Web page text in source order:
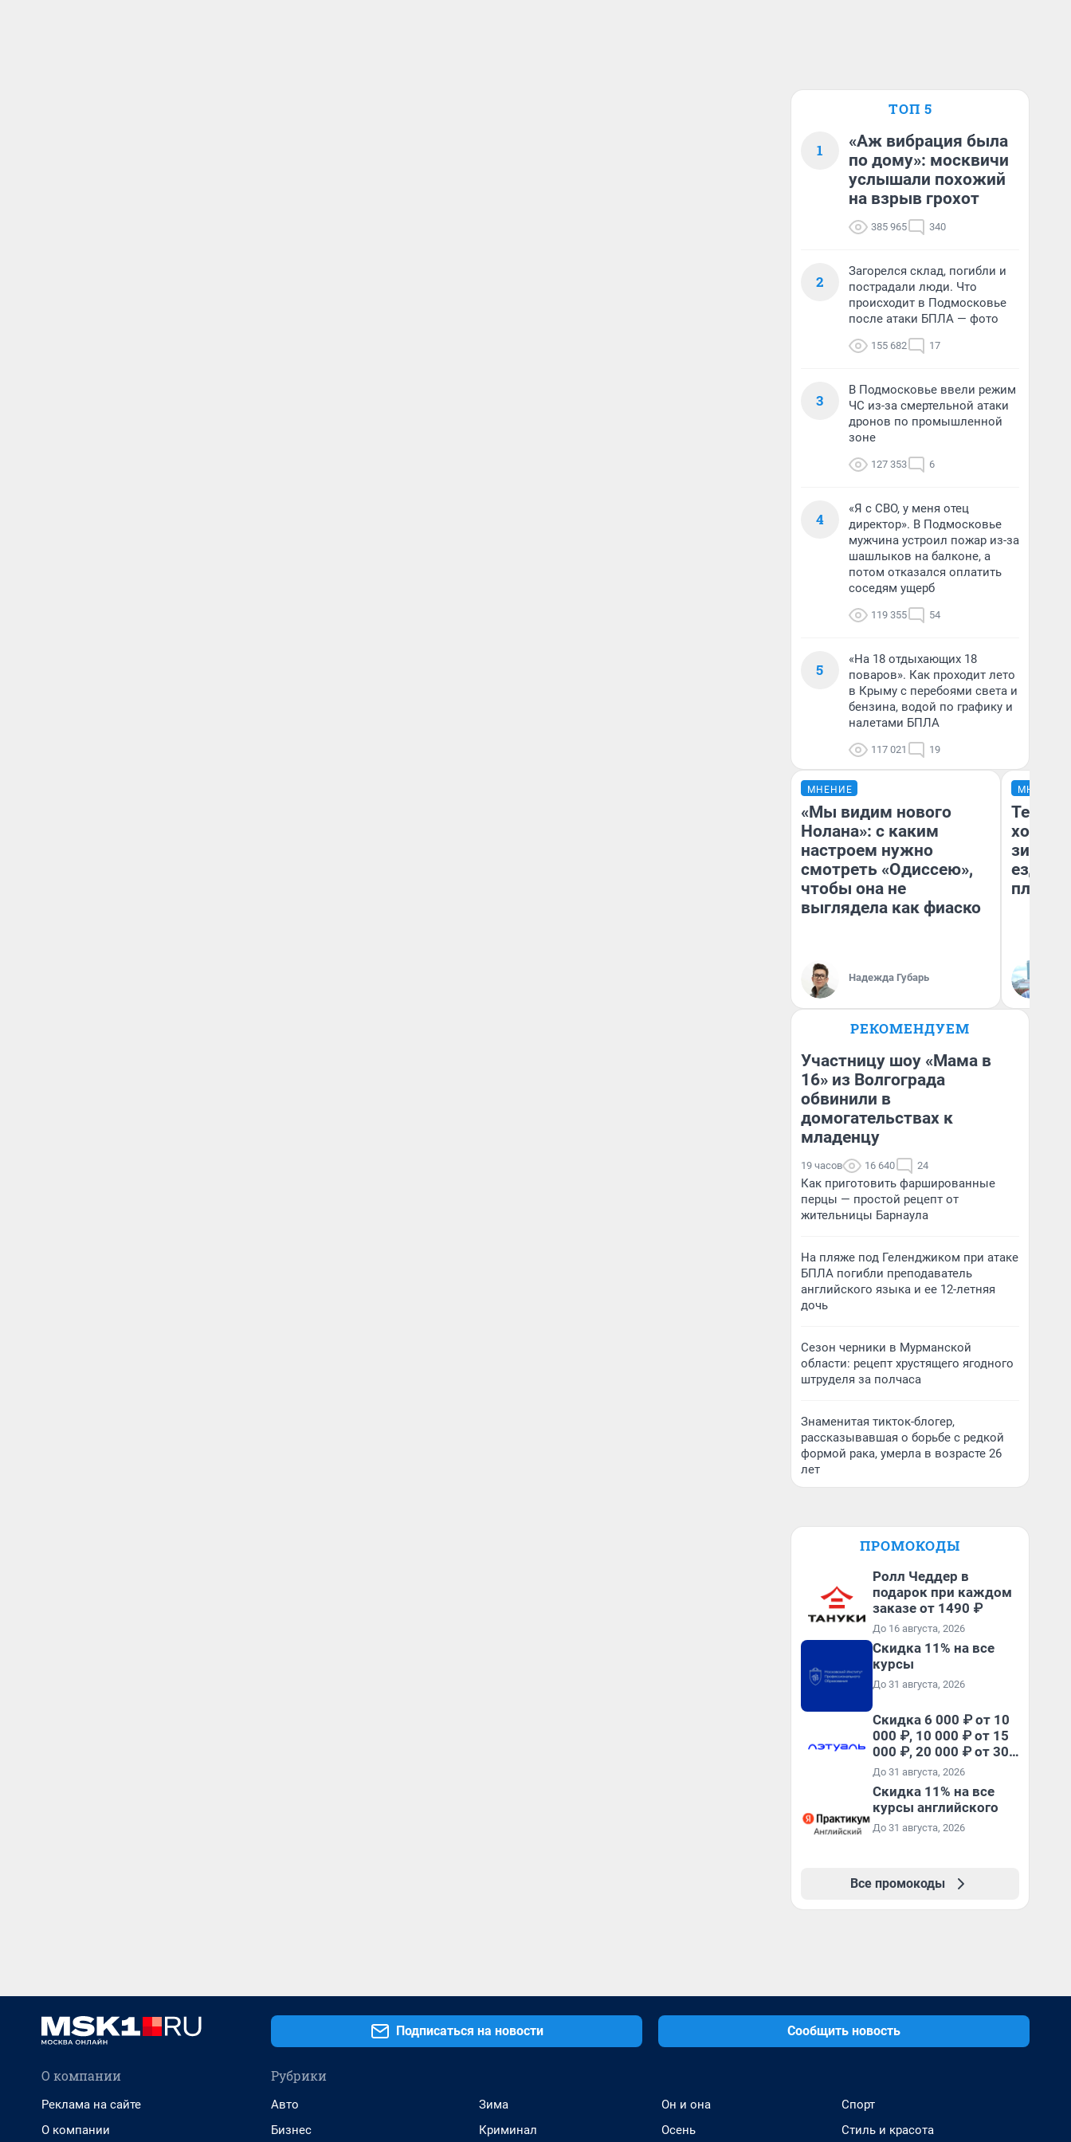
ТОП 5
1
«Аж вибрация была
по дому»: москвичи
услышали похожий
на взрыв грохот
385 965 340
2
Загорелся склад, погибли и
пострадали люди. Что
происходит в Подмосковье
после атаки БПЛА — фото
155 682 17
3
В Подмосковье ввели режим
ЧС из-за смертельной атаки
дронов по промышленной
зоне
127 353 6
4
«Я с СВО, у меня отец
директор». В Подмосковье
мужчина устроил пожар из-за
шашлыков на балконе, а
потом отказался оплатить
соседям ущерб
119 355 54
5
«На 18 отдыхающих 18
поваров». Как проходит лето
в Крыму с перебоями света и
бензина, водой по графику и
налетами БПЛА
117 021 19
МНЕНИЕ
«Мы видим нового
Нолана»: с каким
настроем нужно
смотреть «Одиссею»,
чтобы она не
выглядела как фиаско
Надежда Губарь
МНЕНИЕ
Тепло
зимой.
ездит
плюсы
РЕКОМЕНДУЕМ
Участницу шоу «Мама в
16» из Волгограда
обвинили в
домогательствах к
младенцу
19 часов 16 640 24
Как приготовить фаршированные
перцы — простой рецепт от
жительницы Барнаула
На пляже под Геленджиком при атаке
БПЛА погибли преподаватель
английского языка и ее 12-летняя
дочь
Сезон черники в Мурманской
области: рецепт хрустящего ягодного
штруделя за полчаса
Знаменитая тикток-блогер,
рассказывавшая о борьбе с редкой
формой рака, умерла в возрасте 26
лет
ПРОМОКОДЫ
Ролл Чеддер в
подарок при каждом
заказе от 1490 ₽
До 16 августа, 2026
Скидка 11% на все
курсы
До 31 августа, 2026
Скидка 6 000 ₽ от 10
000 ₽, 10 000 ₽ от 15
000 ₽, 20 000 ₽ от 30
000 ₽ и 35 000 ₽ от 50
000 ₽ на первый и все
повторные заказы по
промокоду НАБЕРИ
До 31 августа, 2026
Скидка 11% на все
курсы английского
До 31 августа, 2026
Все промокоды
Подписаться на новости Сообщить новость
О компании
Реклама на сайте
О компании
Рубрики
Авто
Бизнес
Зима
Криминал
Он и она
Осень
Спорт
Стиль и красота